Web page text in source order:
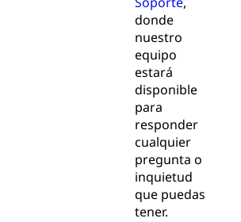
donde
nuestro
equipo
estará
disponible
para
responder
cualquier
pregunta o
inquietud
que puedas
tener.